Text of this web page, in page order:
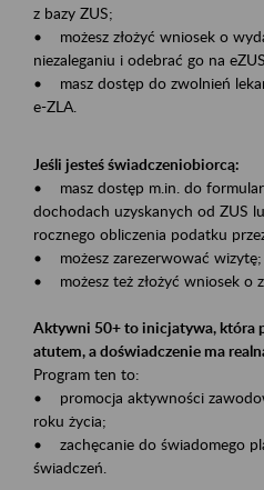
z bazy ZUS;
• możesz złożyć wniosek o
niezaleganiu i odebrać go na
• masz dostęp do zwolnień
e-ZLA.
Jeśli jesteś świadczeniobiorcą:
• masz dostęp m.in. do
dochodach uzyskanych od ZUS
rocznego obliczenia podatku
• możesz zarezerwować wizytę;
• możesz też złożyć wniosek o
Aktywni 50+ to inicjatywa, która
atutem, a doświadczenie ma
Program ten to:
• promocja aktywności
roku życia;
• zachęcanie do świadomego
świadczeń.